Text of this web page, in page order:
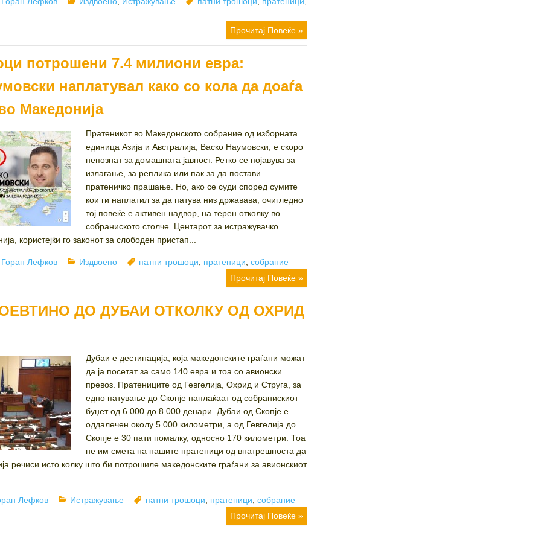
Прочитај Повеќе »
потрошени 7.4 милиони евра:
наплатувал како со кола да доаѓа
Македонија
Пратеникот во Македонското собрание од изборната
единица Азија и Австралија, Васко Наумовски, е скоро
непознат за домашната јавност. Ретко се појавува за
излагање, за реплика или пак за да постави
пратеничко прашање. Но, ако се суди според сумите
кои ги наплатил за да патува низ државава, очигледно
тој повеќе е активен надвор, на терен отколку во
собраниското столче. Центарот за истражувачко
користејќи го законот за слободен пристап...
Author
Горан Лефков Categories
Издвоено Tags
патни трошоци пратеници ,собрание
Прочитај Повеќе »
ДО ДУБАИ ОТКОЛКУ ОД ОХРИД
Дубаи е дестинација, која македонските граѓани можат
да ја посетат за само 140 евра и тоа со авионски
превоз. Пратениците од Гевгелија, Охрид и Струга, за
едно патување до Скопје наплаќаат од собранискиот
буџет од 6.000 до 8.000 денари. Дубаи од Скопје е
оддалечен околу 5.000 километри, а од Гевгелија до
Скопје е 30 пати помалку, односно 170 километри. Тоа
не им смета на нашите пратеници од внатрешноста да
речиси исто колку што би потрошиле македонските граѓани за авионскиот
Лефков Categories
Истражување Tags
патни трошоци пратеници ,собрание
Прочитај Повеќе »